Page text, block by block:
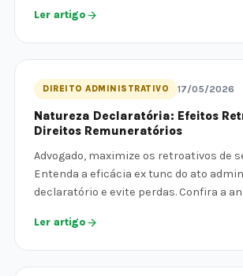
Ler artigo
DIREITO ADMINISTRATIVO 17/05/2026
Natureza Declaratória: Efeitos
Direitos Remuneratórios
Advogado, maximize os retroativos de
Entenda a eficácia ex tunc do ato
declaratório e evite perdas. Confira a
Ler artigo